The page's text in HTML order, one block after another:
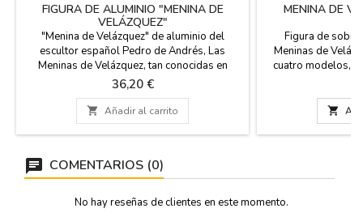
FIGURA DE ALUMINIO "MENINA DE
VELÁZQUEZ"
"Menina de Velázquez" de aluminio del
escultor español Pedro de Andrés, Las
Meninas de Velázquez, tan conocidas en
nuestro arte español y del Mundo. Dos
tamaños representadas por este gran
escultor. Para coleccionistas de las Meninas
es un detalle ideal para decorar, o como
regalo promocional. Firmada por el escultor
Precio
36,20 €
 Añadir al carrito
MENINA DE
Figura de
Meninas de
cuatro modelos,
beige, Mariana
vestido

COMENTARIOS (0)
No hay reseñas de clientes en este momento.